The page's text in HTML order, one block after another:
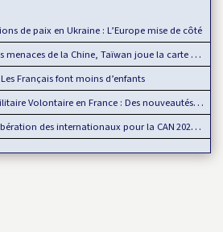
de paix en Ukraine : L’Europe mise de côté
menaces de la Chine, Taïwan joue la carte de…
Français font moins d’enfants
Volontaire en France : Des nouveautés en 2025
des internationaux pour la CAN 2025 : Rumeur ou…